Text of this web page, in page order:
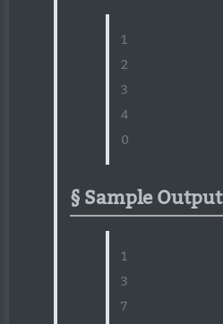
1
2
3
4
0
Sample Output
1
3
7